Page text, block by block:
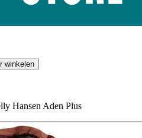
winkelen
Hansen Aden Plus